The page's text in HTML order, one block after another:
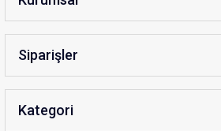
Siparişler
Kategori